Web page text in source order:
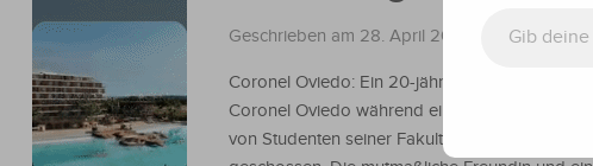
Geschrieben am 28. April 2023 Nachrichten
Coronel Oviedo: Ein 20-jähriger Mann wurde in
Coronel Oviedo während eines Fußballturnier
von Studenten seiner Fakultät in die Stirn